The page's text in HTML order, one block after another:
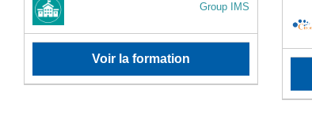
Group IMS
Voir la formation